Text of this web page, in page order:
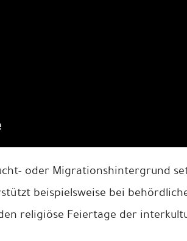
oder Migrationshintergrund
beispielsweise bei
religiöse Feiertage der